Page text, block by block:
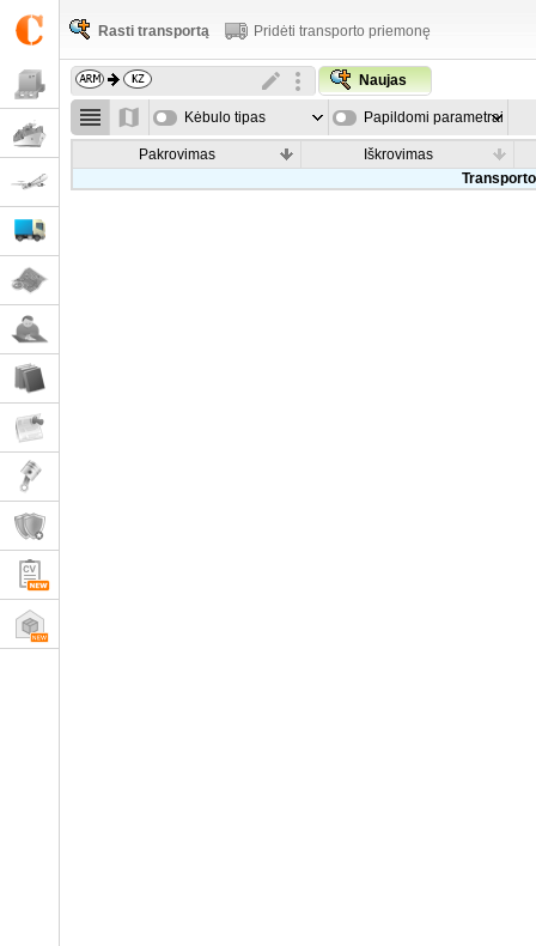
Rasti transportą Pridėti transporto priemonę
Naujas
Kėbulo tipas Papildomi parametrai
Pakrovimas
Iškrovimas